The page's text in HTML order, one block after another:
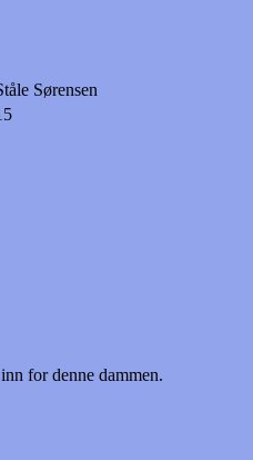
Sørensen
for denne dammen.